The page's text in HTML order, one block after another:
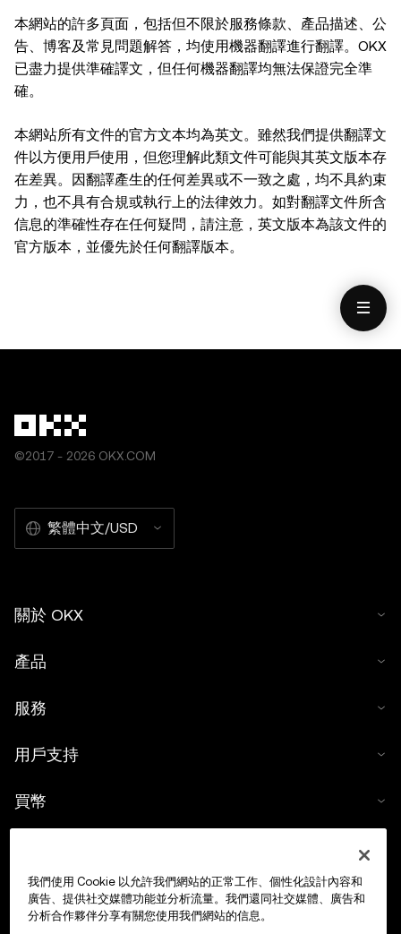
據和圖表時已採取一切合理措施確保準確，但我們不對其中
可能存在的任何事實錯誤或遺漏承擔任何責任。OKX Web3
錢包和 OKX NFT 市場均受www.okx.com單獨服務條款的
約束。
他使用。
本網站的許多頁面，包括但不限於服務條款、產品描述、公
告、博客及常見問題解答，均使用機器翻譯進行翻譯。OKX
已盡力提供準確譯文，但任何機器翻譯均無法保證完全準
確。
本網站所有文件的官方文本均為英文。雖然我們提供翻譯文
件以方便用戶使用，但您理解此類文件可能與其英文版本存
在差異。因翻譯產生的任何差異或不一致之處，均不具約束
力，也不具有合規或執行上的法律效力。如對翻譯文件所含
信息的準確性存在任何疑問，請注意，英文版本為該文件的
官方版本，並優先於任何翻譯版本。
©2017 - 2026 OKX.COM
繁體中文/USD
關於 OKX
產品
服務
用戶支持
買幣
交易
我們使用 Cookie 以允許我們網站的正常工作、個性化設計內容和
廣告、提供社交媒體功能並分析流量。我們還同社交媒體、廣告和
分析合作夥伴分享有關您使用我們網站的信息。